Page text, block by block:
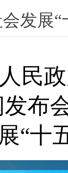
发展
民
发布
“十